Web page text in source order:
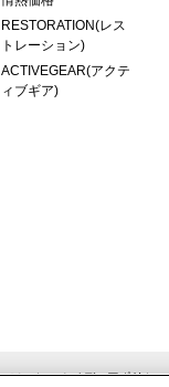
RESTORATION(レス
トレーション)
ACTIVEGEAR(アクテ
ィブギア)
ソーシャルメディアポリシー